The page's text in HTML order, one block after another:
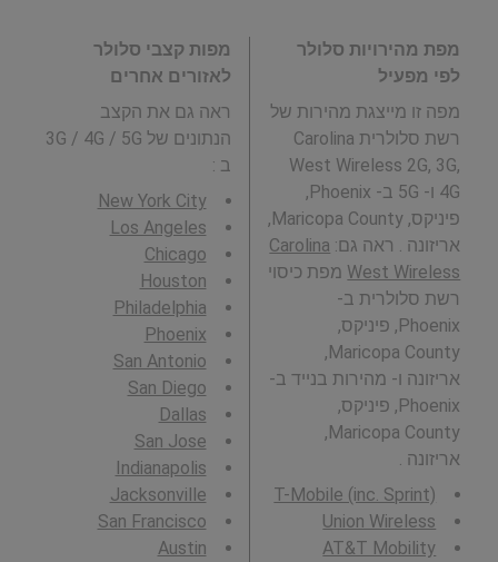
מפת מהירויות סלולר
לפי מפעיל
מפה זו מייצגת מהירות של
רשת סלולרית Carolina
West Wireless 2G, 3G,
4G ו- 5G ב- Phoenix,
פיניקס, Maricopa County,
אריזונה . ראה גם: Carolina
West Wireless מפת כיסוי
רשת סלולרית ב-
Phoenix, פיניקס,
Maricopa County,
אריזונה ו- מהירות בנייד ב-
Phoenix, פיניקס,
Maricopa County,
אריזונה .
T-Mobile (inc. Sprint)
Union Wireless
AT&T Mobility
מפות קצבי סלולר
לאזורים אחרים
ראה גם את הקצב
הנתונים של 3G / 4G / 5G
ב :
New York City
Los Angeles
Chicago
Houston
Philadelphia
Phoenix
San Antonio
San Diego
Dallas
San Jose
Indianapolis
Jacksonville
San Francisco
Austin